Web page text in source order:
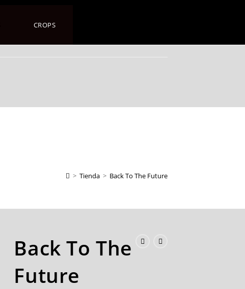
CROPS
> Tienda > Back To The Future
Back To The
Future